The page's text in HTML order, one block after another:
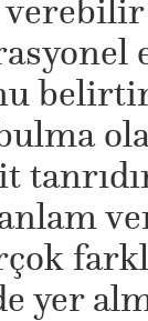
yer